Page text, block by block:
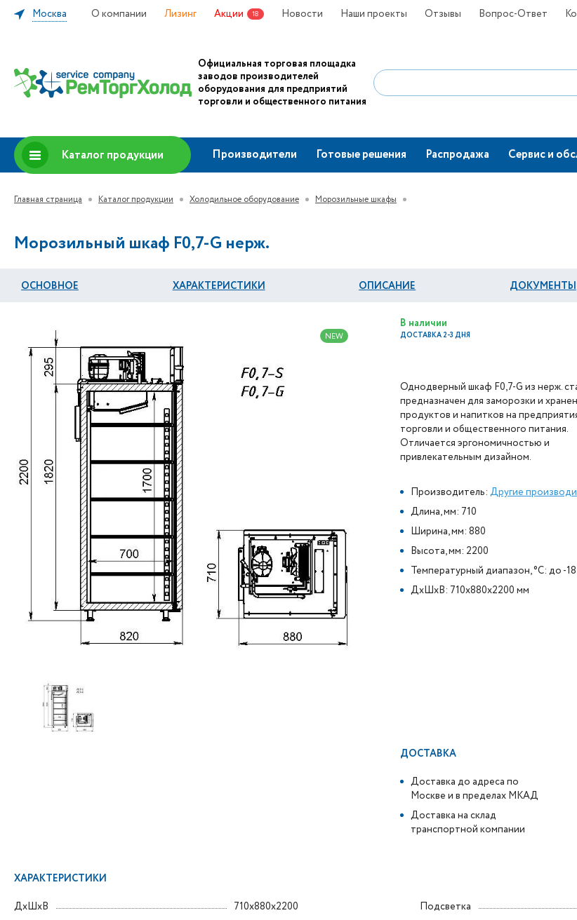
Москва О компании Лизинг Акции 18 Новости Наши проекты Отзывы Вопрос-Ответ
Официальная торговая площадка
заводов производителей
оборудования для предприятий
торговли и общественного питания
Каталог продукции Производители Готовые решения Распродажа Сервис и
Главная страница Каталог продукции Холодильное оборудование Морозильные шкафы
Морозильный шкаф F0,7-G нерж.
ОСНОВНОЕ ХАРАКТЕРИСТИКИ ОПИСАНИЕ ДОКУМЕНТЫ
NEW
В наличии
ДОСТАВКА 2-3 ДНЯ
Однодверный шкаф F0,7-G из нерж.
предназначен для заморозки и
продуктов и напитков на
торговли и общественного питания.
Отличается эргономичностью и
привлекательным дизайном.
Производитель: Другие
Длина, мм: 710
Ширина, мм: 880
Высота, мм: 2200
Температурный диапазон, °C: до -18
ДxШxВ: 710x880x2200 мм
ДОСТАВКА
Доставка до адреса по
Москве и в пределах МКАД
Доставка на склад
транспортной компании
ХАРАКТЕРИСТИКИ
ДxШxВ
710x880x2200 Подсветка